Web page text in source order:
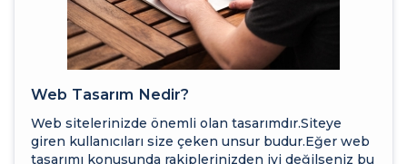
Web Tasarım Nedir?
Web sitelerinizde önemli olan tasarımdır.Siteye
giren kullanıcıları size çeken unsur budur.Eğer web
tasarımı konusunda rakiplerinizden iyi değilseniz bu